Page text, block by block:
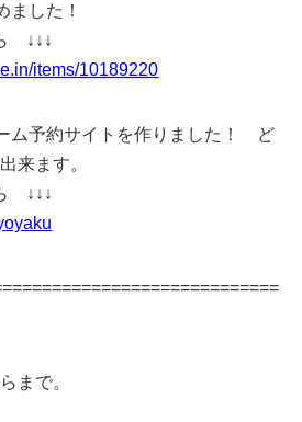
ました！
↓↓↓
items/10189220
ム予約サイトを作りました！ ど
来ます。
↓↓↓
まで。